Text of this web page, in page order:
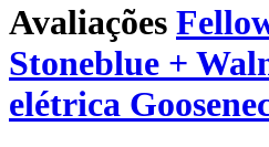
Avaliações
Stoneblue +
elétrica